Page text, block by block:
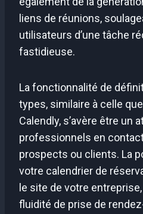
liens de réunions,
utilisateurs d’une tâche
fastidieuse.
La fonctionnalité de
types, similaire à celle
Calendly, s’avère être un
professionnels en
prospects ou clients. La
votre calendrier de
le site de votre
fluidité de prise de